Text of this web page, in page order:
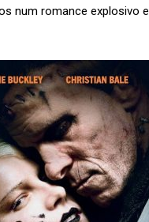
num romance explosivo e